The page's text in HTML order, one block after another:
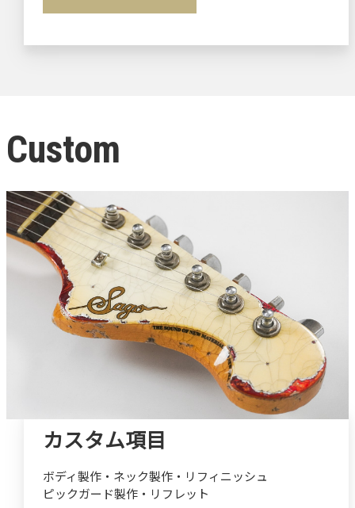
Custom
カスタム項目
ボディ製作・ネック製作・リフィニッシュ
ピックガード製作・リフレット